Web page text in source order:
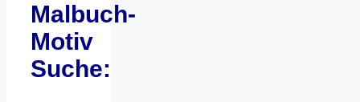
Malbuch-
Motiv
Suche: